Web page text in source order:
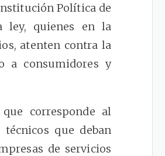
Política de
ley, quienes en la
atenten contra la
a consumidores y
corresponde al
que deban
de servicios